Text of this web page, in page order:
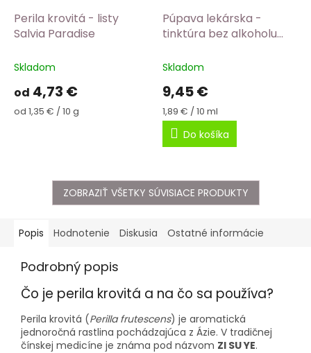
Perila krovitá - listy
Salvia Paradise
Skladom
od 4,73 €
Jednotková
od 1,35 € / 10 g
Púpava lekárska -
tinktúra bez alkoholu
Skladom
9,45 €
Jednotková
cena:
1,89 € / 10 ml
Do košíka
ZOBRAZIŤ VŠETKY SÚVISIACE PRODUKTY
Popis Hodnotenie Diskusia Ostatné informácie
Podrobný popis
Čo je perila krovitá a na čo sa používa?
Perila krovitá (Perilla frutescens) je aromatická
jednoročná rastlina pochádzajúca z Ázie. V tradičnej
čínskej medicíne je známa pod názvom ZI SU YE.